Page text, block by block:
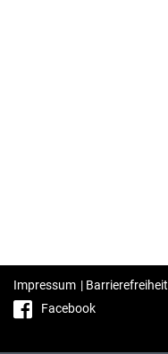
Impressum | Barrierefreiheit
Facebook